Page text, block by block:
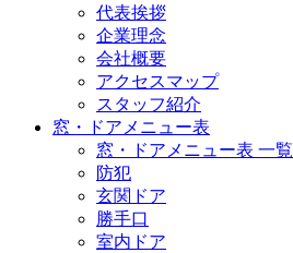
代表挨拶
企業理念
会社概要
アクセスマップ
スタッフ紹介
窓・ドアメニュー表
窓・ドアメニュー表 一覧
防犯
玄関ドア
勝手口
室内ドア